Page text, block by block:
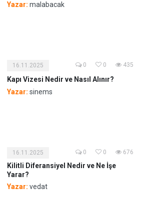
Yazar: malabacak
16.11.2025 0 0 435
Kapı Vizesi Nedir ve Nasıl Alınır?
Yazar: sinems
16.11.2025 0 0 676
Kilitli Diferansiyel Nedir ve Ne İşe
Yarar?
Yazar: vedat